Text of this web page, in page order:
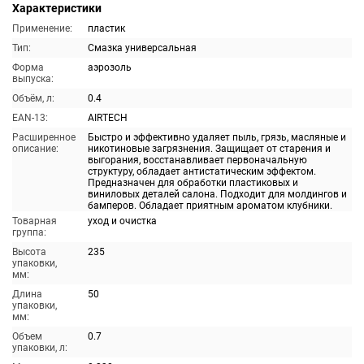
Характеристики
Применение:
пластик
Тип:
Смазка универсальная
Форма
выпуска:
аэрозоль
Объём, л:
0.4
EAN-13:
AIRTECH
Расширенное
описание:
Быстро и эффективно удаляет пыль, грязь, масляные и
никотиновые загрязнения. Защищает от старения и
выгорания, восстанавливает первоначальную
структуру, обладает антистатическим эффектом.
Предназначен для обработки пластиковых и
виниловых деталей салона. Подходит для молдингов и
бамперов. Обладает приятным ароматом клубники.
Товарная
группа:
уход и очистка
Высота
упаковки,
мм:
235
Длина
упаковки,
мм:
50
Объем
упаковки, л:
0.7